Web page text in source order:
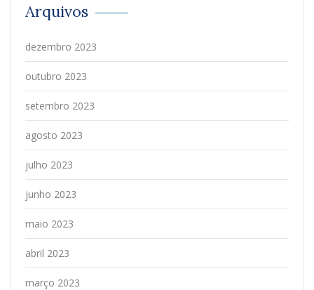
Arquivos
dezembro 2023
outubro 2023
setembro 2023
agosto 2023
julho 2023
junho 2023
maio 2023
abril 2023
março 2023